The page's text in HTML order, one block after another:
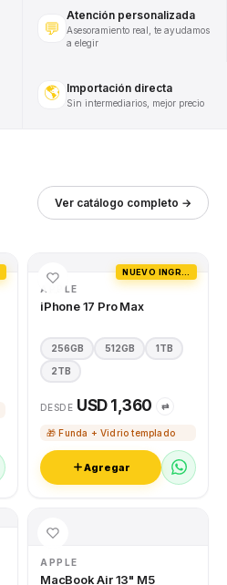
💬
Atención personalizada
Asesoramiento real, te ayudamos
a elegir
🌎 Importación directa
Sin intermediarios, mejor precio
Ver catálogo completo →
APPLE
iPhone 17 Pro Max
256GB 512GB 1TB
2TB
DESDE USD 1,360 ⇄
🎁 Funda + Vidrio templado
Agregar
APPLE
MacBook Air 13" M5